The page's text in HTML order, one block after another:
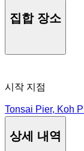
집합 장소
시작 지점
Tonsai Pier, Koh
상세 내역